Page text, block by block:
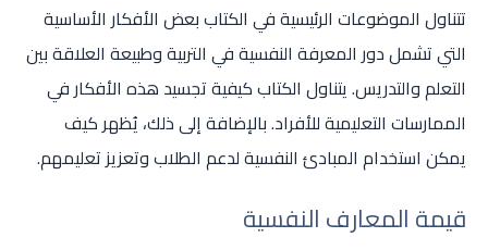
تتناول الموضوعات الرئيسية في الكتاب بعض الأفكار الأساسية
التي تشمل دور المعرفة النفسية في التربية وطبيعة العلاقة بين
التعلم والتدريس. يتناول الكتاب كيفية تجسيد هذه الأفكار في
الممارسات التعليمية للأفراد. بالإضافة إلى ذلك، يُظهر كيف
يمكن استخدام المبادئ النفسية لدعم الطلاب وتعزيز تعليمهم.
قيمة المعارف النفسية